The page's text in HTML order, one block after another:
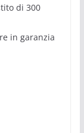
di 300
in garanzia